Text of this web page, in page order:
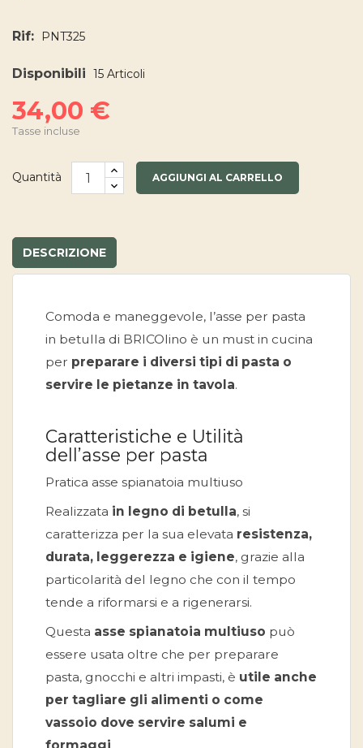
Rif: PNT325
Disponibili 15 Articoli
34,00 €
Tasse incluse
Quantità AGGIUNGI AL CARRELLO
DESCRIZIONE
Comoda e maneggevole, l’asse per pasta
in betulla di BRICOlino è un must in cucina
per preparare i diversi tipi di pasta o
servire le pietanze in tavola.
Caratteristiche e Utilità
dell’asse per pasta
Pratica asse spianatoia multiuso
Realizzata in legno di betulla, si
caratterizza per la sua elevata resistenza,
durata, leggerezza e igiene, grazie alla
particolarità del legno che con il tempo
tende a riformarsi e a rigenerarsi.
Questa asse spianatoia multiuso può
essere usata oltre che per preparare
pasta, gnocchi e altri impasti, è utile anche
per tagliare gli alimenti o come
vassoio dove servire salumi e